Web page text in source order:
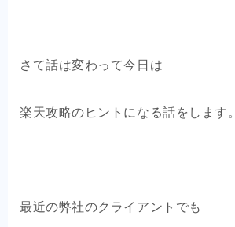
さて話は変わって今日は
楽天攻略のヒントになる話をします。
最近の弊社のクライアントでも